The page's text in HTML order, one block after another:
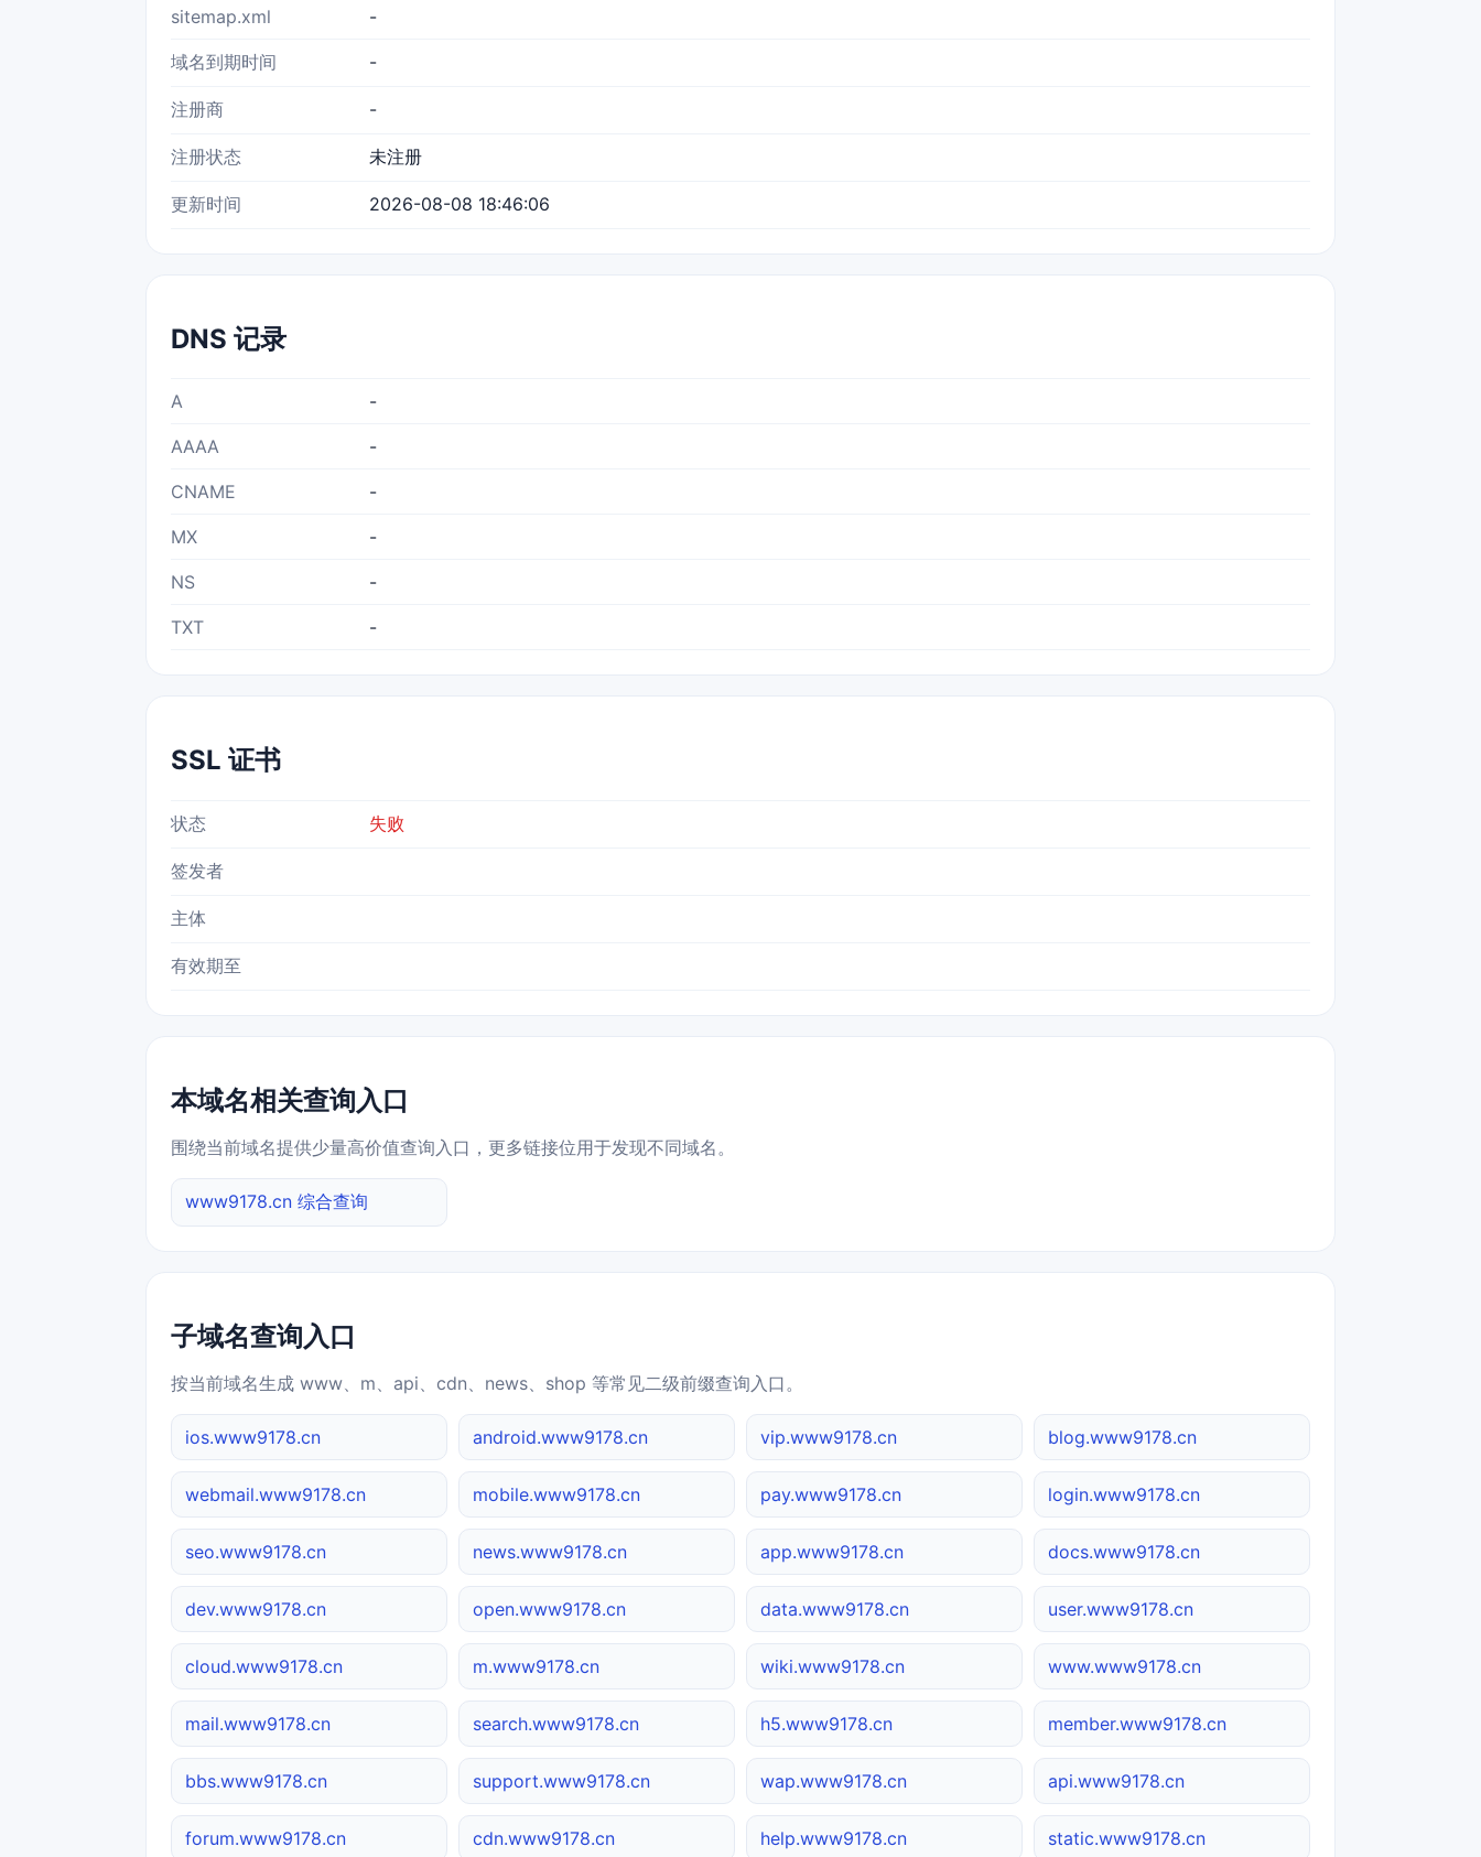
sitemap.xml -
域名到期时间 -
注册商 -
注册状态 未注册
更新时间 2026-08-08 18:46:06
DNS 记录
A -
AAAA -
CNAME -
MX -
NS -
TXT -
SSL 证书
状态 失败
签发者
主体
有效期至
本域名相关查询入口
围绕当前域名提供少量高价值查询入口，更多链接位用于发现不同域名。
www9178.cn 综合查询
子域名查询入口
按当前域名生成 www、m、api、cdn、news、shop 等常见二级前缀查询入口。
ios.www9178.cn android.www9178.cn vip.www9178.cn blog.www9178.cn
webmail.www9178.cn mobile.www9178.cn pay.www9178.cn login.www9178.cn
seo.www9178.cn news.www9178.cn app.www9178.cn docs.www9178.cn
dev.www9178.cn open.www9178.cn data.www9178.cn user.www9178.cn
cloud.www9178.cn m.www9178.cn wiki.www9178.cn www.www9178.cn
mail.www9178.cn search.www9178.cn h5.www9178.cn member.www9178.cn
bbs.www9178.cn support.www9178.cn wap.www9178.cn api.www9178.cn
forum.www9178.cn cdn.www9178.cn help.www9178.cn static.www9178.cn